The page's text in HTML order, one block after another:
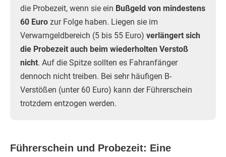
die Probezeit, wenn sie ein Bußgeld von mindestens
60 Euro zur Folge haben. Liegen sie im
Verwarngeldbereich (5 bis 55 Euro) verlängert sich
die Probezeit auch beim wiederholten Verstoß
nicht. Auf die Spitze sollten es Fahranfänger
dennoch nicht treiben. Bei sehr häufigen B-
Verstößen (unter 60 Euro) kann der Führerschein
trotzdem entzogen werden.
Führerschein und Probezeit: Eine